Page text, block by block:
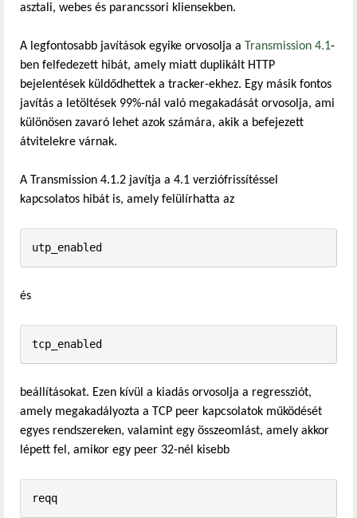
asztali, webes és parancssori kliensekben.
A legfontosabb javítások egyike orvosolja a Transmission 4.1-
ben felfedezett hibát, amely miatt duplikált HTTP
bejelentések küldődhettek a tracker-ekhez. Egy másik fontos
javítás a letöltések 99%-nál való megakadását orvosolja, ami
különösen zavaró lehet azok számára, akik a befejezett
átvitelekre várnak.
A Transmission 4.1.2 javítja a 4.1 verziófrissítéssel
kapcsolatos hibát is, amely felülírhatta az
és
beállításokat. Ezen kívül a kiadás orvosolja a regressziót,
amely megakadályozta a TCP peer kapcsolatok működését
egyes rendszereken, valamint egy összeomlást, amely akkor
lépett fel, amikor egy peer 32-nél kisebb
reqq